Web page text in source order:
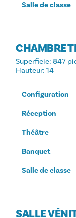
Salle de classe
CHAMBRE
Superficie: 847
Hauteur: 14
Configuration
Réception
Théâtre
Banquet
Salle de classe
SALLE